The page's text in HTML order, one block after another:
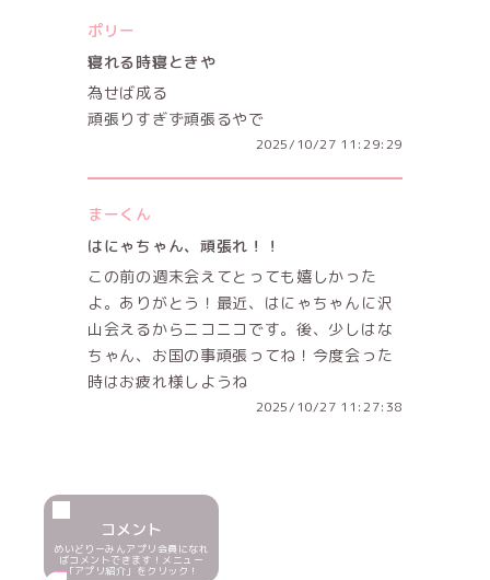
ポリー
寝れる時寝ときや
為せば成る
頑張りすぎず頑張るやで
2025/10/27 11:29:29
まーくん
はにゃちゃん、頑張れ！！
この前の週末会えてとっても嬉しかった
よ。ありがとう！最近、はにゃちゃんに沢
山会えるからニコニコです。後、少しはな
ちゃん、お国の事頑張ってね！今度会った
時はお疲れ様しようね
2025/10/27 11:27:38
コメント
めいどりーみんアプリ会員になれ
ばコメントできます！メニュー
「アプリ紹介」をクリック！